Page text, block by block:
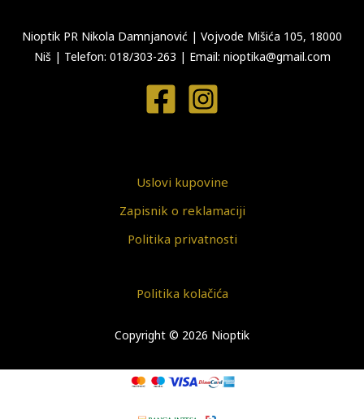
Nioptik PR Nikola Damnjanović | Vojvode Mišića 105, 18000
Niš | Telefon: 018/303-263 | Email: nioptika@gmail.com
Uslovi kupovine
Zapisnik o reklamaciji
Politika privatnosti
Politika kolačića
Copyright © 2026 Nioptik